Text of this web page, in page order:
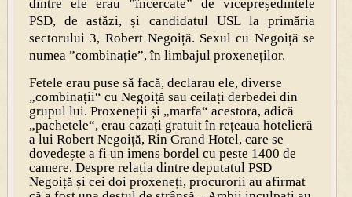
dintre ele erau ”încercate” de vicepreședintele
PSD, de astăzi, și candidatul USL la primăria
sectorului 3, Robert Negoiță. Sexul cu Negoiță se
numea ”combinație”, în limbajul proxeneților.
Fetele erau puse să facă, declarau ele, diverse
„combinații“ cu Negoiță sau ceilați derbedei din
grupul lui. Proxeneții și „marfa“ acestora, adică
„pachetele“, erau cazați gratuit în rețeaua hotelieră
a lui Robert Negoiță, Rin Grand Hotel, care se
dovedește a fi un imens bordel cu peste 1400 de
camere. Despre relația dintre deputatul PSD
Negoiță și cei doi proxeneți, procurorii au afirmat